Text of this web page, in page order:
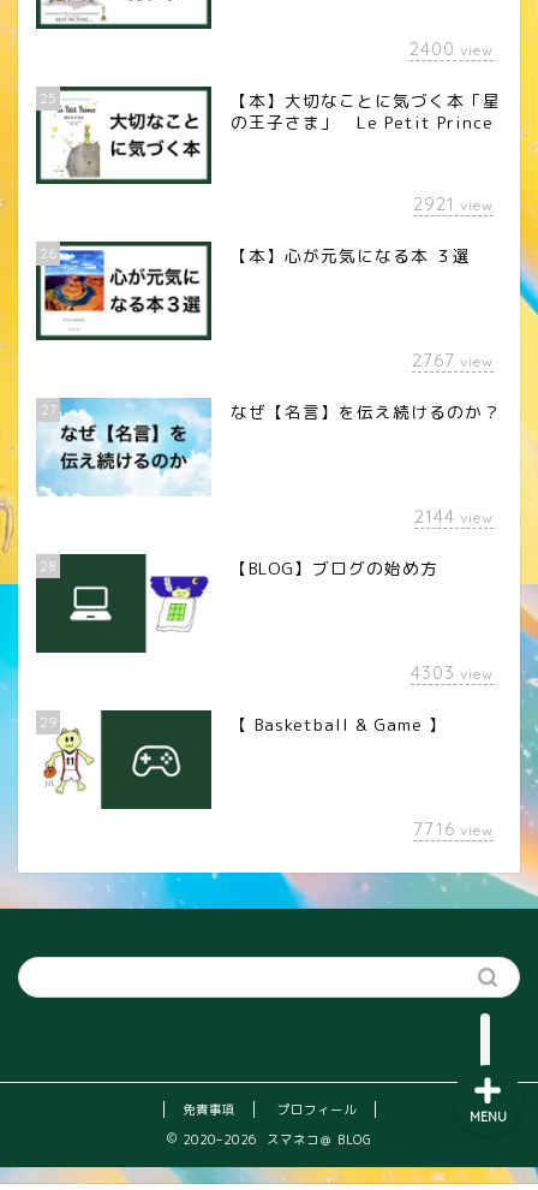
2400 view
25
【本】大切なことに気づく本「星
の王子さま」 Le Petit Prince
2921 view
26 【本】心が元気になる本 ３選
2767 view
27 なぜ【名言】を伝え続けるのか？
2144 view
28 【BLOG】ブログの始め方
4303 view
29 【 Basketball & Game 】
7716 view
免責事項
プロフィール
2020–2026 スマネコ＠ BLOG
MENU
カメラレンズ
YouTube